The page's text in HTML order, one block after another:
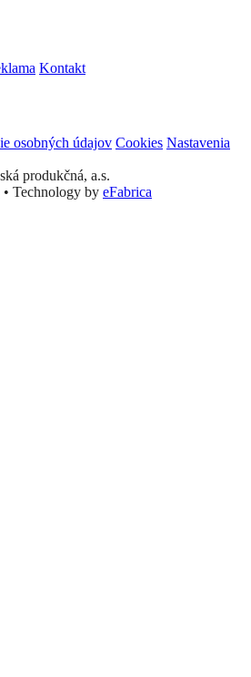
Kontakt
osobných údajov Cookies Nastavenia
produkčná, a.s.
• Technology by eFabrica